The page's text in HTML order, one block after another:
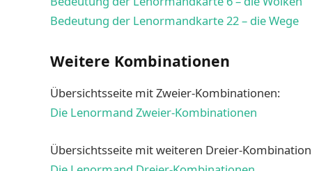
Bedeutung der Lenormandkarte 22 – die Wege
Weitere Kombinationen
Übersichtsseite mit Zweier-Kombinationen:
Die Lenormand Zweier-Kombinationen
Übersichtsseite mit weiteren Dreier-